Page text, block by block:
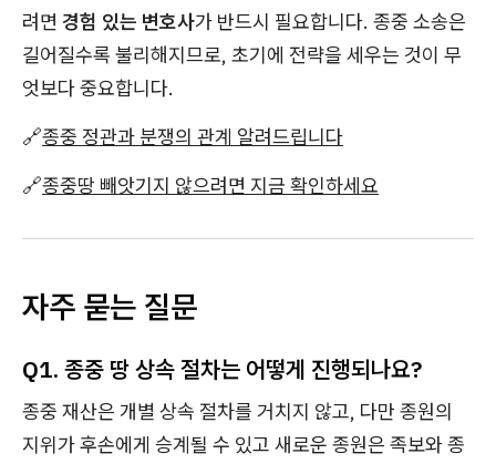
려면 경험 있는 변호사가 반드시 필요합니다. 종중 소송은
길어질수록 불리해지므로, 초기에 전략을 세우는 것이 무
엇보다 중요합니다.
🔗종중 정관과 분쟁의 관계 알려드립니다
🔗종중땅 빼앗기지 않으려면 지금 확인하세요
자주 묻는 질문
Q1. 종중 땅 상속 절차는 어떻게 진행되나요?
종중 재산은 개별 상속 절차를 거치지 않고, 다만 종원의
지위가 후손에게 승계될 수 있고 새로운 종원은 족보와 종